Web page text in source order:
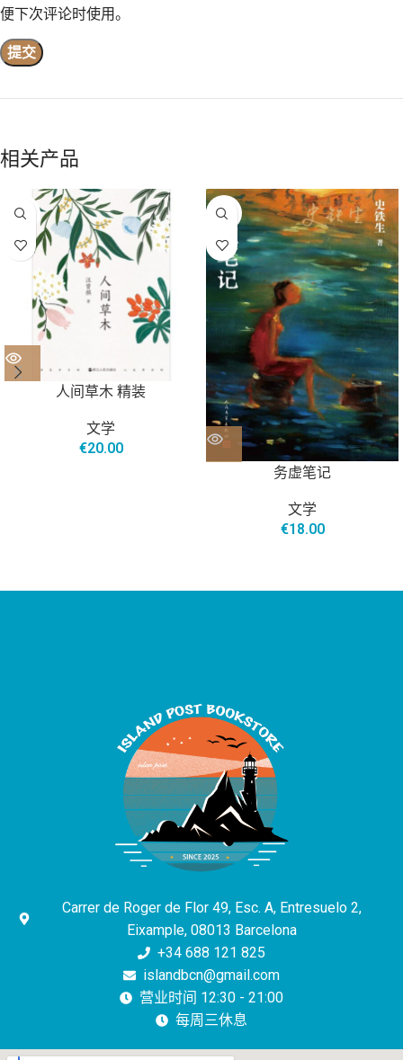
便下次评论时使用。
相关产品
售罄
人间草木 精装
文学
€20.00
售罄
务虚笔记
文学
€18.00
Carrer de Roger de Flor 49, Esc. A, Entresuelo 2,
Eixample, 08013 Barcelona
+34 688 121 825
islandbcn@gmail.com
营业时间 12:30 - 21:00
每周三休息